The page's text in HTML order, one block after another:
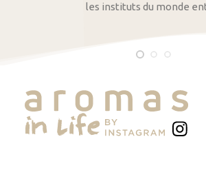
les instituts du monde